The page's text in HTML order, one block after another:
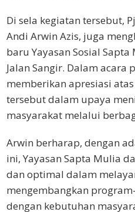
Di sela kegiatan tersebut,
Andi Arwin Azis, juga
baru Yayasan Sosial
Jalan Sangir. Dalam acara
memberikan apresiasi
tersebut dalam upaya
masyarakat melalui
Arwin berharap, dengan
ini, Yayasan Sapta Mulia
dan optimal dalam
mengembangkan
dengan kebutuhan